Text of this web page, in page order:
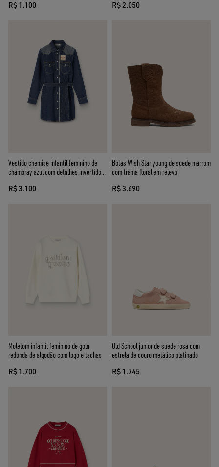
R$ 1.100 R$ 2.050
Vestido chemise infantil feminino de
chambray azul com detalhes invertidos
R$ 3.100
Botas Wish Star young de suede marrom
com trama floral em relevo
R$ 3.690
Moletom infantil feminino de gola
redonda de algodão com logo e tachas
R$ 1.700
Old School junior de suede rosa com
estrela de couro metálico platinado
R$ 1.745